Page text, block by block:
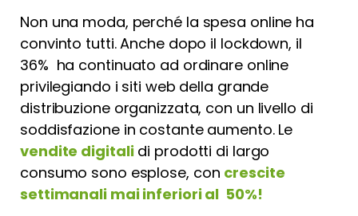
Non una moda, perché la spesa online ha
convinto tutti. Anche dopo il lockdown, il
36% ha continuato ad ordinare online
privilegiando i siti web della grande
distribuzione organizzata, con un livello di
soddisfazione in costante aumento. Le
vendite digitalidi prodotti di largo
consumo sono esplose, con crescite
settimanali mai inferiori al 50%!